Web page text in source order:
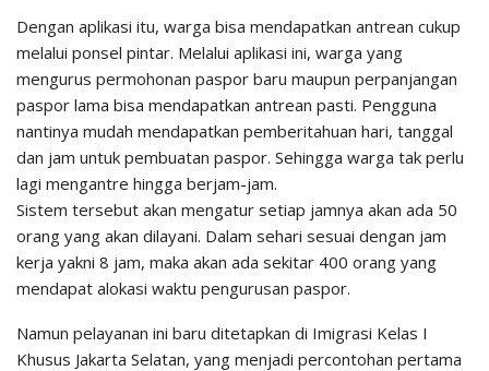
Dengan aplikasi itu, warga bisa mendapatkan antrean cukup
melalui ponsel pintar. Melalui aplikasi ini, warga yang
mengurus permohonan paspor baru maupun perpanjangan
paspor lama bisa mendapatkan antrean pasti. Pengguna
nantinya mudah mendapatkan pemberitahuan hari, tanggal
dan jam untuk pembuatan paspor. Sehingga warga tak perlu
lagi mengantre hingga berjam-jam.
Sistem tersebut akan mengatur setiap jamnya akan ada 50
orang yang akan dilayani. Dalam sehari sesuai dengan jam
kerja yakni 8 jam, maka akan ada sekitar 400 orang yang
mendapat alokasi waktu pengurusan paspor.
Namun pelayanan ini baru ditetapkan di Imigrasi Kelas I
Khusus Jakarta Selatan, yang menjadi percontohan pertama